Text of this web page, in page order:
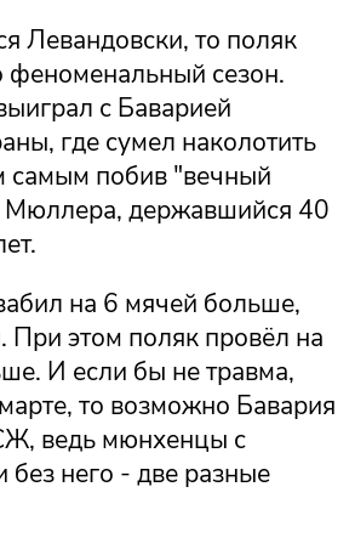
Левандовски, то поляк
феноменальный сезон.
с Баварией
где сумел наколотить
самым побив "вечный
Мюллера, державшийся 40
на 6 мячей больше,
При этом поляк провёл на
И если бы не травма,
то возможно Бавария
ведь мюнхенцы с
без него - две разные